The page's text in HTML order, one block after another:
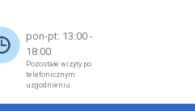
pon-pt: 13:00 -
18:00
Pozostałe wizyty po
telefonicznym
uzgodnieniu